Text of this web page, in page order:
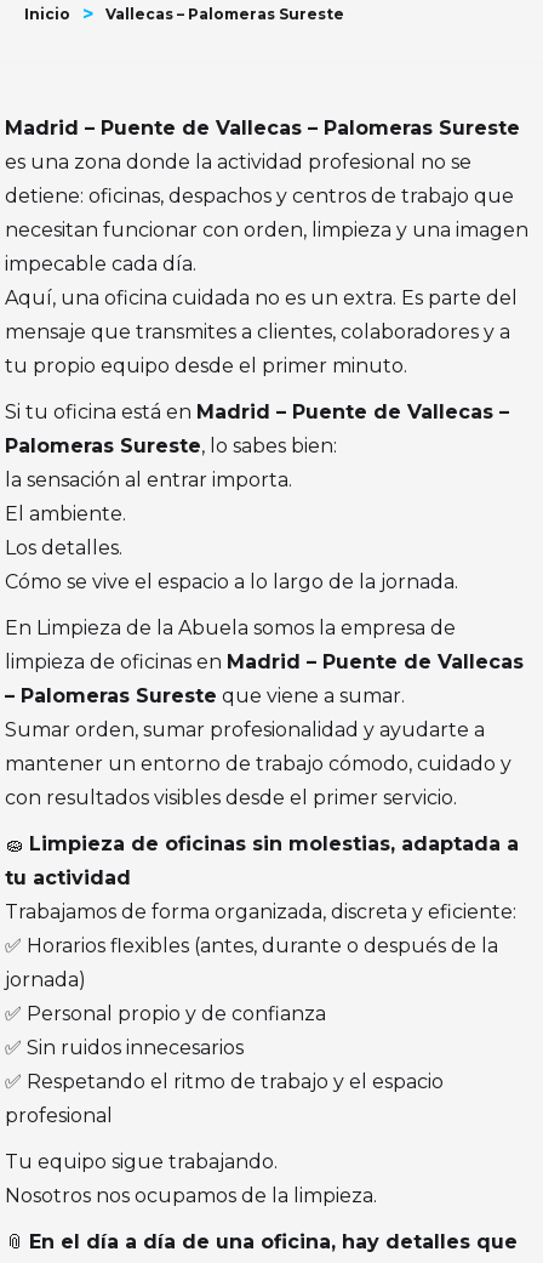
Inicio >
Vallecas – Palomeras Sureste
Madrid – Puente de Vallecas – Palomeras Sureste
es una zona donde la actividad profesional no se
detiene: oficinas, despachos y centros de trabajo que
necesitan funcionar con orden, limpieza y una imagen
impecable cada día.
Aquí, una oficina cuidada no es un extra. Es parte del
mensaje que transmites a clientes, colaboradores y a
tu propio equipo desde el primer minuto.
Si tu oficina está en Madrid – Puente de Vallecas –
Palomeras Sureste, lo sabes bien:
la sensación al entrar importa.
El ambiente.
Los detalles.
Cómo se vive el espacio a lo largo de la jornada.
En Limpieza de la Abuela somos la empresa de
limpieza de oficinas en Madrid – Puente de Vallecas
– Palomeras Sureste que viene a sumar.
Sumar orden, sumar profesionalidad y ayudarte a
mantener un entorno de trabajo cómodo, cuidado y
con resultados visibles desde el primer servicio.
🧽 Limpieza de oficinas sin molestias, adaptada a
tu actividad
Trabajamos de forma organizada, discreta y eficiente:
✅ Horarios flexibles (antes, durante o después de la
jornada)
✅ Personal propio y de confianza
✅ Sin ruidos innecesarios
✅ Respetando el ritmo de trabajo y el espacio
profesional
Tu equipo sigue trabajando.
Nosotros nos ocupamos de la limpieza.
📎 En el día a día de una oficina, hay detalles que